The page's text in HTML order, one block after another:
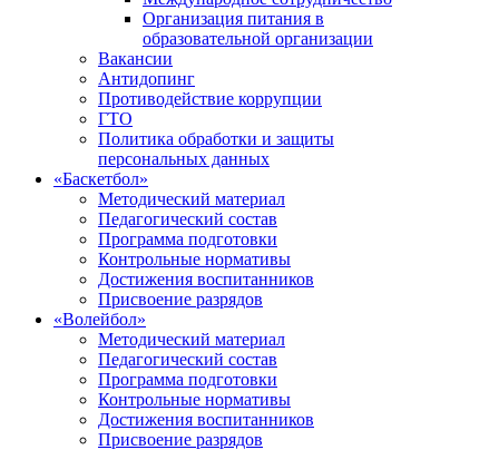
Организация питания в
образовательной организации
Вакансии
Антидопинг
Противодействие коррупции
ГТО
Политика обработки и защиты
персональных данных
«Баскетбол»
Методический материал
Педагогический состав
Программа подготовки
Контрольные нормативы
Достижения воспитанников
Присвоение разрядов
«Волейбол»
Методический материал
Педагогический состав
Программа подготовки
Контрольные нормативы
Достижения воспитанников
Присвоение разрядов